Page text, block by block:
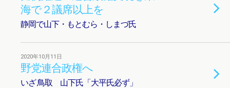
海で２議席以上を
静岡で山下・もとむら・しまづ氏
2020年10月11日
野党連合政権へ
いざ 鳥取 山下氏「大平氏必ず」